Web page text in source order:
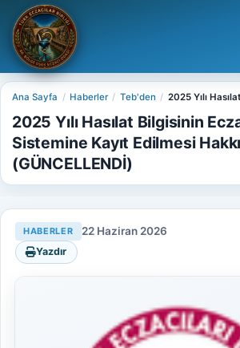
Ana Sayfa Haberler Teb'den 2025 Yılı
2025 Yılı Hasılat Bilgisinin
Sistemine Kayıt Edilmesi
(GÜNCELLENDİ)
HABERLER 22 Haziran 2026
Yazdır